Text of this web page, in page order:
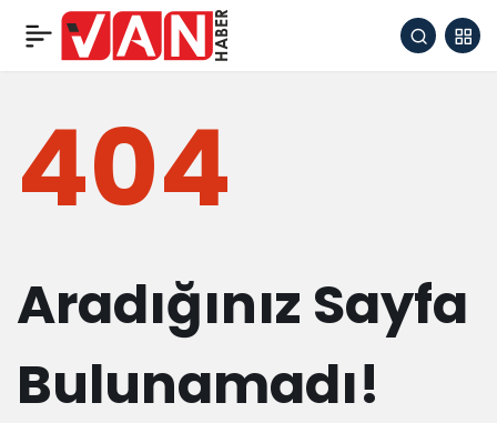
404
Aradığınız Sayfa
Bulunamadı!